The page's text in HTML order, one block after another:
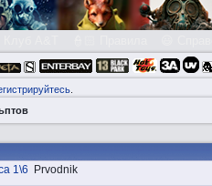
.
1\6
Prvodnik